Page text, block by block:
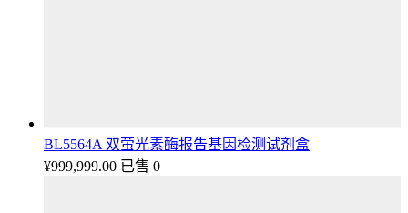
BL5564A 双萤光素酶报告基因检测试剂盒
¥999,999.00 已售 0